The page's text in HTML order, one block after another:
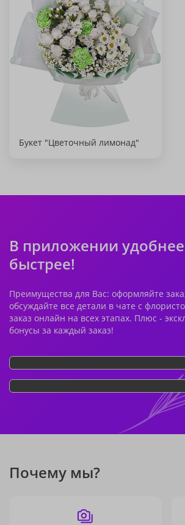
Букет "Цветочный лимонад"
В приложении
быстрее!
Преимущества для Вас: оформляйте
обсуждайте все детали в чате с
заказ онлайн на всех этапах. Плюс -
бонусы за каждый заказ!
Почему мы?